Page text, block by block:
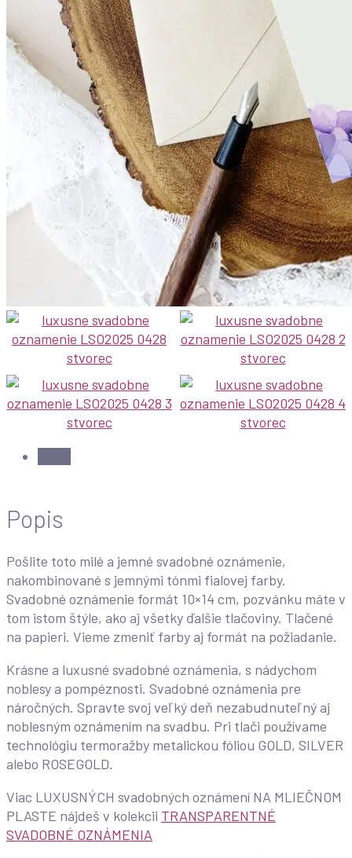
Popis
Pošlite toto milé a jemné svadobné oznámenie,
nakombinované s jemnými tónmi fialovej farby.
Svadobné oznámenie formát 10×14 cm, pozvánku máte v
tom istom štýle, ako aj všetky ďalšie tlačoviny. Tlačené
na papieri. Vieme zmeniť farby aj formát na požiadanie.
Krásne a luxusné svadobné oznámenia, s nádychom
noblesy a pompéznosti. Svadobné oznámenia pre
náročných. Spravte svoj veľký deň nezabudnuteľný aj
noblesným oznámením na svadbu. Pri tlači používame
technológiu termoražby metalickou fóliou GOLD, SILVER
alebo ROSEGOLD.
Viac LUXUSNÝCH svadobných oznámení NA MLIEČNOM
PLASTE nájdeš v kolekcii TRANSPARENTNÉ
SVADOBNÉ OZNÁMENIA